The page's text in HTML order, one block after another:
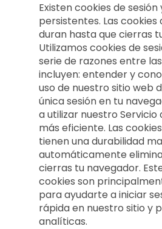
Existen cookies de sesión
persistentes. Las cookies
duran hasta que cierras
Utilizamos cookies de
serie de razones entre
incluyen: entender y
uso de nuestro sitio web
única sesión en tu
a utilizar nuestro Servicio
más eficiente. Las
tienen una durabilidad
automáticamente
cierras tu navegador.
cookies son
para ayudarte a iniciar
rápida en nuestro sitio y
analíticas.